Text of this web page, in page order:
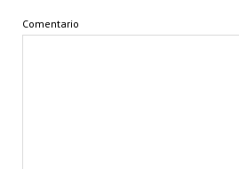
Comentario